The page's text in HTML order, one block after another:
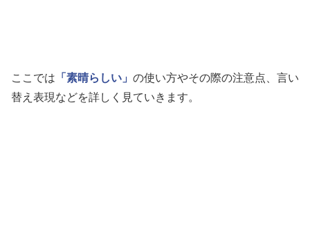
ここでは 「素晴らしい」 の使い方やその際の注意点、言い
替え表現などを詳しく見ていきます。